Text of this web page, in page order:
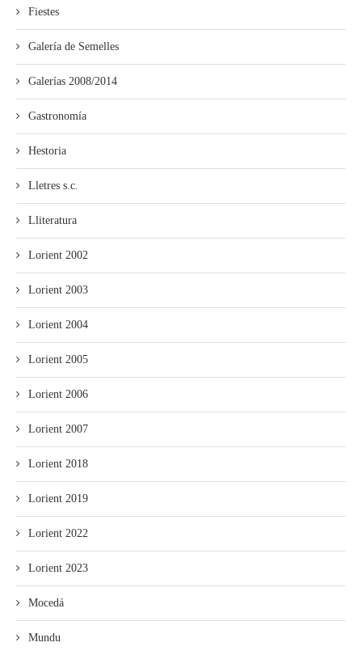
Fiestes
Galería de Semelles
Galerías 2008/2014
Gastronomía
Hestoria
Lletres s.c.
Lliteratura
Lorient 2002
Lorient 2003
Lorient 2004
Lorient 2005
Lorient 2006
Lorient 2007
Lorient 2018
Lorient 2019
Lorient 2022
Lorient 2023
Mocedá
Mundu